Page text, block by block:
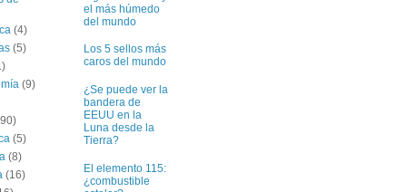
(4)
(5)
(9)
(5)
(8)
(16)
el más húmedo
del mundo
Los 5 sellos más
caros del mundo
¿Se puede ver la
bandera de
EEUU en la
Luna desde la
Tierra?
El elemento 115:
¿combustible